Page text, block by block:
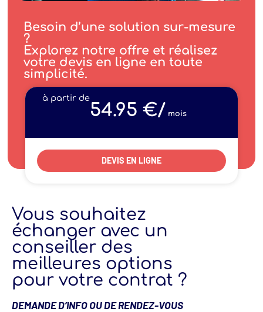
Besoin d’une solution sur-mesure
?
Explorez notre offre et réalisez
votre devis en ligne en toute
simplicité.
à partir de
54.95 €/ mois
DEVIS EN LIGNE
Vous souhaitez
échanger avec un
conseiller des
meilleures options
pour votre contrat ?
DEMANDE D’INFO OU DE RENDEZ-VOUS